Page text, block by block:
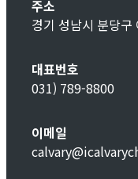
주소
경기 성남시 분당
대표번호
031) 789-8800
이메일